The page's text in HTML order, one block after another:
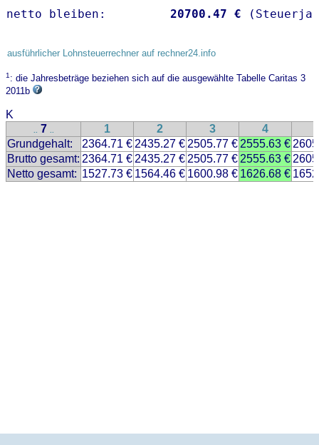
netto bleiben: 20700.47 €
ausführlicher Lohnsteuerrechner auf rechner24.info
1: die Jahresbeträge beziehen sich auf die ausgewählte Tabelle Caritas 3
2011b
K
.. 7 .. 1 2 3 4
Grundgehalt:
2364.71 € 2435.27 € 2505.77 € 2555.63 €
Brutto gesamt: 2364.71 € 2435.27 € 2505.77 € 2555.63 €
Netto gesamt: 1527.73 € 1564.46 € 1600.98 € 1626.68 €